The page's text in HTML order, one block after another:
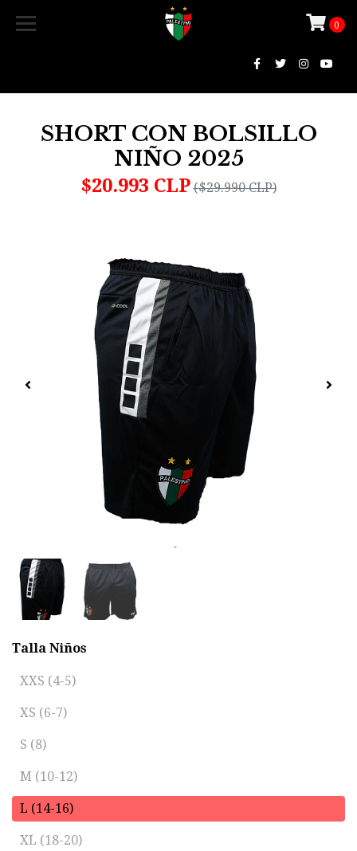
0
SHORT CON BOLSILLO
NIÑO 2025
$20.993 CLP ($29.990 CLP)
Talla Niños
XXS (4-5)
XS (6-7)
S (8)
M (10-12)
L (14-16)
XL (18-20)